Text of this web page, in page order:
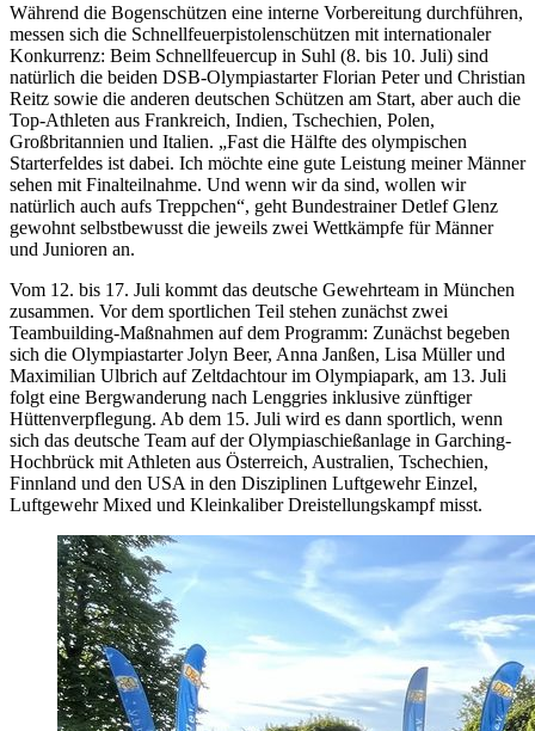
Während die Bogenschützen eine interne Vorbereitung durchführen,
messen sich die Schnellfeuerpistolenschützen mit internationaler
Konkurrenz: Beim Schnellfeuercup in Suhl (8. bis 10. Juli) sind
natürlich die beiden DSB-Olympiastarter Florian Peter und Christian
Reitz sowie die anderen deutschen Schützen am Start, aber auch die
Top-Athleten aus Frankreich, Indien, Tschechien, Polen,
Großbritannien und Italien. „Fast die Hälfte des olympischen
Starterfeldes ist dabei. Ich möchte eine gute Leistung meiner Männer
sehen mit Finalteilnahme. Und wenn wir da sind, wollen wir
natürlich auch aufs Treppchen“, geht Bundestrainer Detlef Glenz
gewohnt selbstbewusst die jeweils zwei Wettkämpfe für Männer
und Junioren an.
Vom 12. bis 17. Juli kommt das deutsche Gewehrteam in München
zusammen. Vor dem sportlichen Teil stehen zunächst zwei
Teambuilding-Maßnahmen auf dem Programm: Zunächst begeben
sich die Olympiastarter Jolyn Beer, Anna Janßen, Lisa Müller und
Maximilian Ulbrich auf Zeltdachtour im Olympiapark, am 13. Juli
folgt eine Bergwanderung nach Lenggries inklusive zünftiger
Hüttenverpflegung. Ab dem 15. Juli wird es dann sportlich, wenn
sich das deutsche Team auf der Olympiaschießanlage in Garching-
Hochbrück mit Athleten aus Österreich, Australien, Tschechien,
Finnland und den USA in den Disziplinen Luftgewehr Einzel,
Luftgewehr Mixed und Kleinkaliber Dreistellungskampf misst.